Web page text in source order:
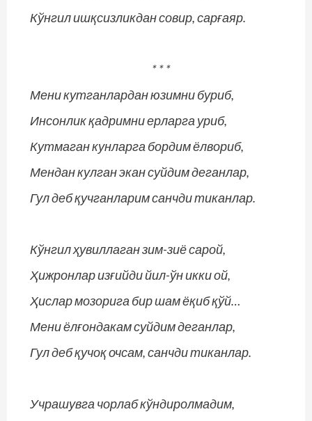
Кўнгил ишқсизликдан совир, сарғаяр.
* * *
Мени кутганлардан юзимни буриб,
Инсонлик қадримни ерларга уриб,
Кутмаган кунларга бордим ёлвориб,
Мендан кулган экан суйдим деганлар,
Гул деб қучганларим санчди тиканлар.
Кўнгил ҳувиллаган зим-зиё сарой,
Ҳижронлар изғийди йил-ўн икки ой,
Ҳислар мозорига бир шам ёқиб қўй…
Мени ёлғондакам суйдим деганлар,
Гул деб қучоқ очсам, санчди тиканлар.
Учрашувга чорлаб кўндиролмадим,